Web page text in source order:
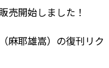
売開始しました！
麻耶雄嵩）の復刊リク